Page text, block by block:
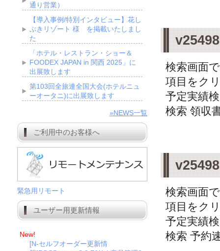
検索画面
項目をク
予定実績
検索 領収
検索画面
項目をク
予定実績
検索 予約
通り営業）
【導入事例/特別インタビュー】花し
ぶきリゾート 様 を掲載いたしまし
た
「ホテル・レストラン・ショー＆
FOODEX JAPAN in 関西 2025」に
出展致します
第103回全旅連全国大会(ホテルニュ
ーオータニ)に出展致します
»NEWS一覧
ご利用中のお客様へ
緊急用リモート
ユーザー用更新情報
New!
[N-セルフオーダー更新情